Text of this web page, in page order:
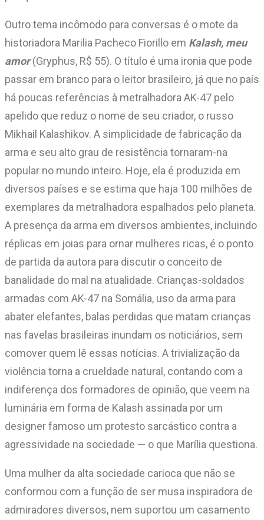
Outro tema incômodo para conversas é o mote da
historiadora Marilia Pacheco Fiorillo em Kalash, meu
amor(Gryphus, R$ 55). O título é uma ironia que pode
passar em branco para o leitor brasileiro, já que no país
há poucas referências à metralhadora AK-47 pelo
apelido que reduz o nome de seu criador, o russo
Mikhail Kalashikov. A simplicidade de fabricação da
arma e seu alto grau de resistência tornaram-na
popular no mundo inteiro. Hoje, ela é produzida em
diversos países e se estima que haja 100 milhões de
exemplares da metralhadora espalhados pelo planeta.
A presença da arma em diversos ambientes, incluindo
réplicas em joias para ornar mulheres ricas, é o ponto
de partida da autora para discutir o conceito de
banalidade do mal na atualidade. Crianças-soldados
armadas com AK-47 na Somália, uso da arma para
abater elefantes, balas perdidas que matam crianças
nas favelas brasileiras inundam os noticiários, sem
comover quem lê essas notícias. A trivialização da
violência torna a crueldade natural, contando com a
indiferença dos formadores de opinião, que veem na
luminária em forma de Kalash assinada por um
designer famoso um protesto sarcástico contra a
agressividade na sociedade — o que Marília questiona.
Uma mulher da alta sociedade carioca que não se
conformou com a função de ser musa inspiradora de
admiradores diversos, nem suportou um casamento